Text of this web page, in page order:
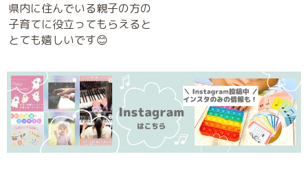
県内に住んでいる親子の方の
子育てに役立ってもらえると
とても嬉しいです😊